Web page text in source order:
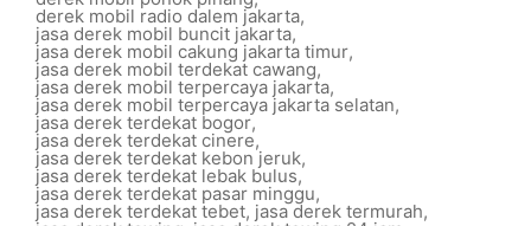
derek mobil radio dalem jakarta,
jasa derek mobil buncit jakarta,
jasa derek mobil cakung jakarta timur,
jasa derek mobil terdekat cawang,
jasa derek mobil terpercaya jakarta,
jasa derek mobil terpercaya jakarta selatan,
jasa derek terdekat bogor,
jasa derek terdekat cinere,
jasa derek terdekat kebon jeruk,
jasa derek terdekat lebak bulus,
jasa derek terdekat pasar minggu,
jasa derek terdekat tebet, jasa derek termurah,